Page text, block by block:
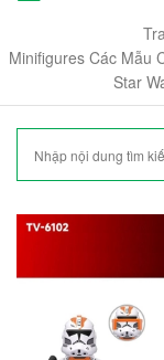
Minifigures Các Mẫu
Star